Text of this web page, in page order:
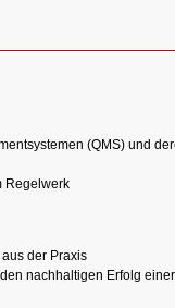
(QMS) und
Regelwerk
der Praxis
nachhaltigen Erfolg